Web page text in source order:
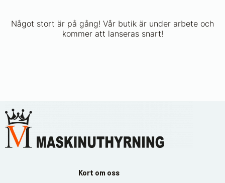
Något stort är på gång! Vår butik är under arbete och
kommer att lanseras snart!
Kort om oss